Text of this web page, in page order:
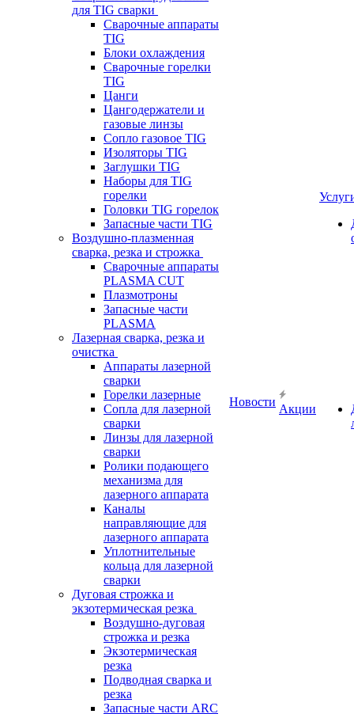
для TIG сварки
Сварочные аппараты
TIG
Блоки охлаждения
Сварочные горелки
TIG
Цанги
Цангодержатели и
газовые линзы
Сопло газовое TIG
Изоляторы TIG
Заглушки TIG
Наборы для TIG
горелки
Головки TIG горелок
Запасные части TIG
Воздушно-плазменная
сварка, резка и строжка
Сварочные аппараты
PLASMA CUT
Плазмотроны
Запасные части
PLASMA
Лазерная сварка, резка и
очистка
Аппараты лазерной
сварки
Горелки лазерные
Сопла для лазерной
сварки
Линзы для лазерной
сварки
Ролики подающего
механизма для
лазерного аппарата
Каналы
направляющие для
лазерного аппарата
Уплотнительные
кольца для лазерной
сварки
Дуговая строжка и
экзотермическая резка
Воздушно-дуговая
строжка и резка
Экзотермическая
резка
Подводная сварка и
резка
Запасные части ARC
Новости
Акции